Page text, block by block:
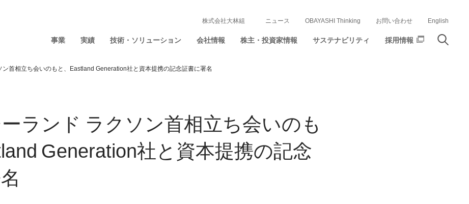
事業 実績 技術・ソリューション 会社情報 株主・投資家情報 サステナビリティ 採用情報
株式会社大林組 ニュース OBAYASHI Thinking お問い合わせ English
ン首相立ち会いのもと、Eastland Generation社と資本提携の記念証書に署名
ランド ラクソン首相立ち会いのも
Generation社と資本提携の記念